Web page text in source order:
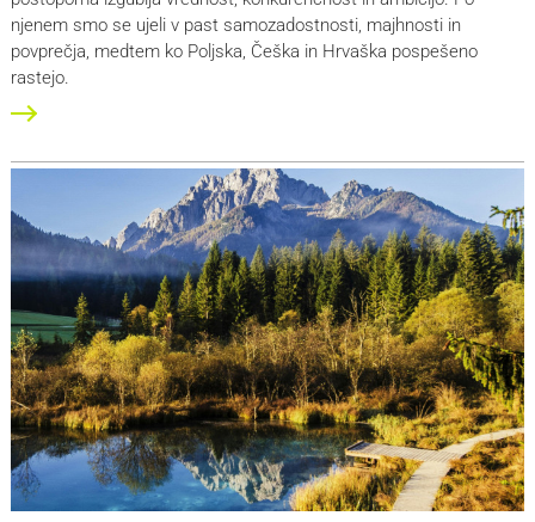
njenem smo se ujeli v past samozadostnosti, majhnosti in
povprečja, medtem ko Poljska, Češka in Hrvaška pospešeno
rastejo.